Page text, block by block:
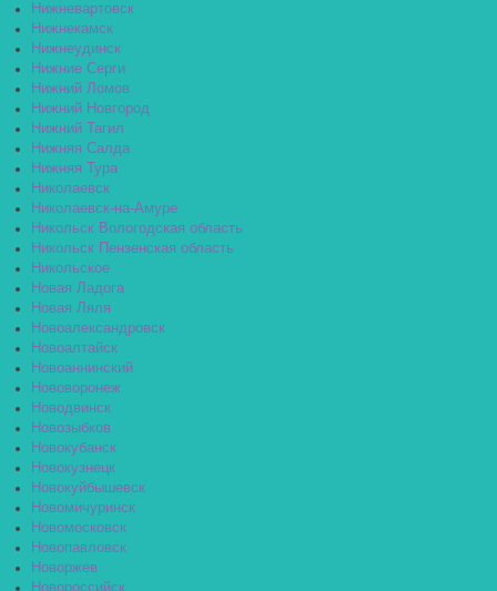
Нижневартовск
Нижнекамск
Нижнеудинск
Нижние Серги
Нижний Ломов
Нижний Новгород
Нижний Тагил
Нижняя Салда
Нижняя Тура
Николаевск
Николаевск-на-Амуре
Никольск Вологодская область
Никольск Пензенская область
Никольское
Новая Ладога
Новая Ляля
Новоалександровск
Новоалтайск
Новоаннинский
Нововоронеж
Новодвинск
Новозыбков
Новокубанск
Новокузнецк
Новокуйбышевск
Новомичуринск
Новомосковск
Новопавловск
Новоржев
Новороссийск